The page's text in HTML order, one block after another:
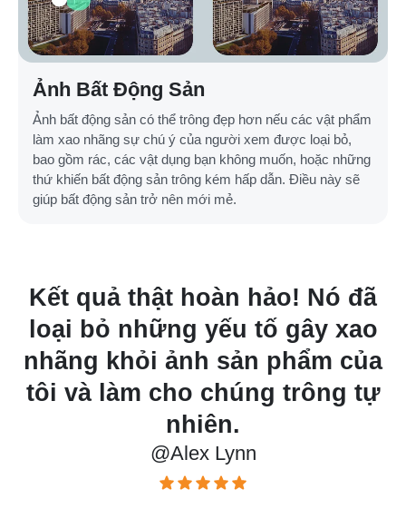
Ảnh Bất Động Sản
Ảnh bất động sản có thể trông đẹp hơn nếu các vật phẩm
làm xao nhãng sự chú ý của người xem được loại bỏ,
bao gồm rác, các vật dụng bạn không muốn, hoặc những
thứ khiến bất động sản trông kém hấp dẫn. Điều này sẽ
giúp bất động sản trở nên mới mẻ.
thật hoàn hảo! Nó đã
những yếu tố gây xao
ảnh sản phẩm của
cho chúng trông tự
Tôi yêu
thể chỉ
Nó rất dễ
với